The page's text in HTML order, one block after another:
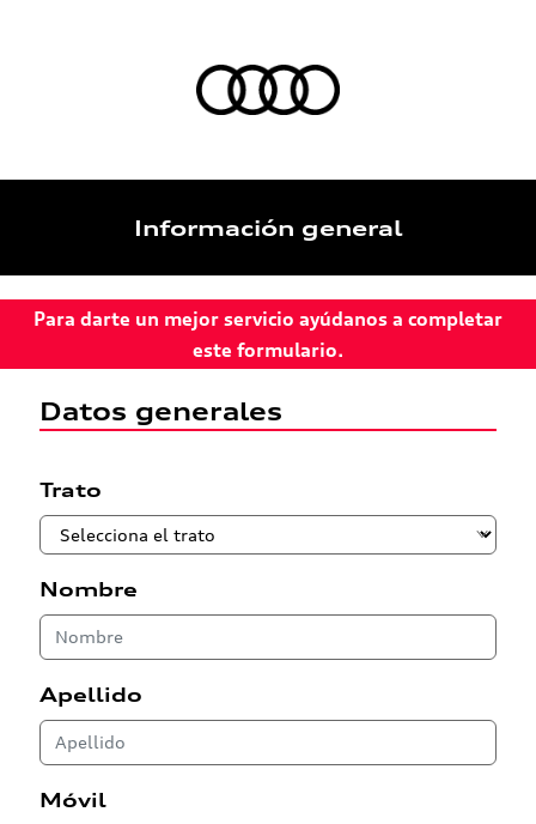
Información general
Para darte un mejor servicio ayúdanos a completar
este formulario.
Datos generales
Trato
Nombre
Apellido
Móvil